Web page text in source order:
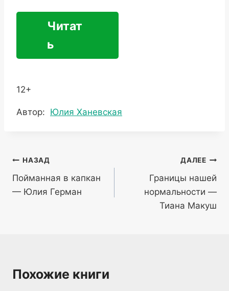
Читат
ь
12+
Метки
Автор: Юлия Ханевская
Навигация
по
записям
НАЗАД
Пойманная в капкан
— Юлия Герман
ДАЛЕЕ
Границы нашей
нормальности —
Тиана Макуш
Похожие книги